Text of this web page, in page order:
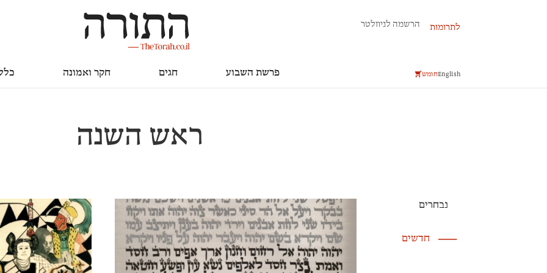
לתרומות הרשמה לניוזלטר
פרשת השבוע חגים חקר ואמונה Englishחומש
חקר ואמונה כללי
ראש השנה
נבחרים
חדשים